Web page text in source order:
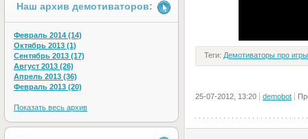
Теги: Демотиваторы про игры
25-07-2012, 13:20 demobot
Наш архив демотиваторов:
Февраль 2014 (14)
Октябрь 2013 (1)
Сентябрь 2013 (17)
Август 2013 (26)
Апрель 2013 (36)
Февраль 2013 (20)
Показать весь архив